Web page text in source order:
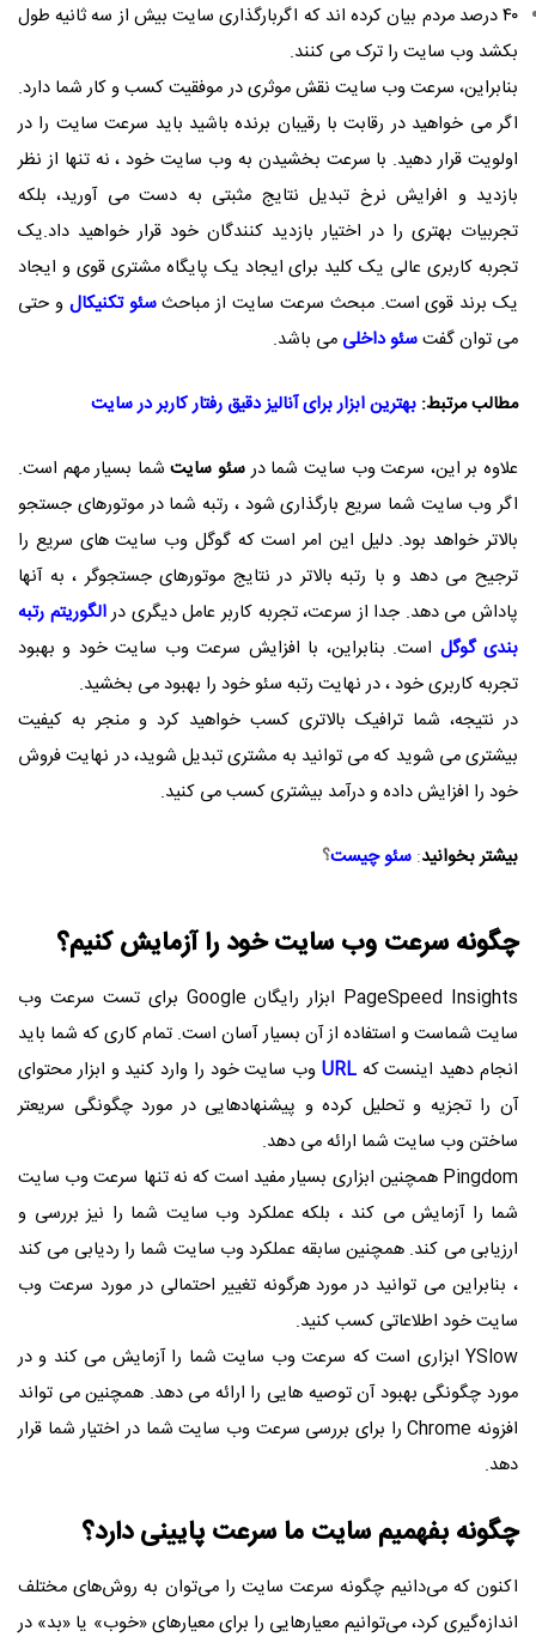
۴۰ درصد مردم بیان کرده اند که اگربارگذاری سایت بیش از سه ثانیه طول
بکشد وب سایت را ترک می کنند.
بنابراین، سرعت وب سایت نقش موثری در موفقیت کسب و کار شما دارد.
اگر می خواهید در رقابت با رقیبان برنده باشید باید سرعت سایت را در
اولویت قرار دهید. با سرعت بخشیدن به وب سایت خود ، نه تنها از نظر
بازدید و افرایش نرخ تبدیل نتایج مثبتی به دست می آورید، بلکه
تجربیات بهتری را در اختیار بازدید کنندگان خود قرار خواهید داد.یک
تجربه کاربری عالی یک کلید برای ایجاد یک پایگاه مشتری قوی و ایجاد
یک برند قوی است. مبحث سرعت سایت از مباحثسئو تکنیکال و حتی
می توان گفتسئو داخلی می باشد.
مطالب مرتبط: بهترین ابزار برای آنالیز دقیق رفتار کاربر در سایت
علاوه بر این، سرعت وب سایت شما در سئو سایتشما بسیار مهم است.
اگر وب سایت شما سریع بارگذاری شود ، رتبه شما در موتورهای جستجو
بالاتر خواهد بود. دلیل این امر است که گوگل وب سایت های سریع را
ترجیح می دهد و با رتبه بالاتر در نتایج موتورهای جستجوگر ، به آنها
پاداش می دهد. جدا از سرعت، تجربه کاربر عامل دیگری درالگوریتم رتبه
بندی گوگل است. بنابراین، با افزایش سرعت وب سایت خود و بهبود
تجربه کاربری خود ، در نهایت رتبه سئو خود را بهبود می بخشید.
در نتیجه، شما ترافیک بالاتری کسب خواهید کرد و منجر به کیفیت
بیشتری می شوید که می توانید به مشتری تبدیل شوید، در نهایت فروش
خود را افزایش داده و درآمد بیشتری کسب می کنید.
بیشتر بخوانید: سئو چیست؟
چگونه سرعت وب سایت خود را آزمایش کنیم؟
PageSpeed Insights ابزار رایگان Google برای تست سرعت وب
سایت شماست و استفاده از آن بسیار آسان است. تمام کاری که شما باید
انجام دهید اینست کهURL وب سایت خود را وارد کنید و ابزار محتوای
آن را تجزیه و تحلیل کرده و پیشنهادهایی در مورد چگونگی سریعتر
ساختن وب سایت شما ارائه می دهد.
Pingdom همچنین ابزاری بسیار مفید است که نه تنها سرعت وب سایت
شما را آزمایش می کند ، بلکه عملکرد وب سایت شما را نیز بررسی و
ارزیابی می کند. همچنین سابقه عملکرد وب سایت شما را ردیابی می کند
، بنابراین می توانید در مورد هرگونه تغییر احتمالی در مورد سرعت وب
سایت خود اطلاعاتی کسب کنید.
YSlow ابزاری است که سرعت وب سایت شما را آزمایش می کند و در
مورد چگونگی بهبود آن توصیه هایی را ارائه می دهد. همچنین می تواند
افزونه Chromeرا برای بررسی سرعت وب سایت شما در اختیار شما قرار
دهد.
چگونه بفهمیم سایت ما سرعت پایینی دارد؟
اکنون که می‌دانیم چگونه سرعت سایت را می‌توان به روش‌های مختلف
اندازه‌گیری کرد، می‌توانیم معیارهایی را برای معیارهای «خوب» یا «بد» در